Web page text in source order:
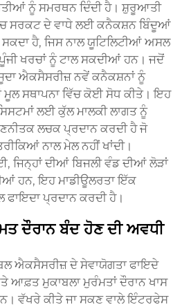
ਨੂੰ ਸਮਰਥਨ ਦਿੰਦੀ ਹੈ। ਸ਼ੁਰੂਆਤੀ
ਸਰਕਟ ਦੇ ਵਾਧੇ ਲਈ ਕਨੈਕਸ਼ਨ ਬਿੰਦੂਆਂ
ਸਕਦਾ ਹੈ, ਜਿਸ ਨਾਲ ਯੂਟਿਲਿਟੀਆਂ ਅਸਲ
ਖਰਚਾਂ ਨੂੰ ਟਾਲ ਸਕਦੀਆਂ ਹਨ। ਜਦੋਂ
ਐਕਸੈਸਰੀਜ਼ ਨਵੇਂ ਕਨੈਕਸ਼ਨਾਂ ਨੂੰ
ਮੂਲ ਸਥਾਪਨਾ ਵਿੱਚ ਕੋਈ ਸੋਧ ਕੀਤੇ। ਇਹ
ਲਈ ਕੁੱਲ ਮਾਲਕੀ ਲਾਗਤ ਨੂੰ
ਲਚਕ ਪ੍ਰਦਾਨ ਕਰਦੀ ਹੈ ਜੋ
ਨਾਲ ਮੇਲ ਨਹੀਂ ਖਾਂਦੀ।
ਜਿਨ੍ਹਾਂ ਦੀਆਂ ਬਿਜਲੀ ਵੰਡ ਦੀਆਂ ਲੋੜਾਂ
ਹਨ, ਇਹ ਮਾਡੀਊਲਰਤਾ ਇੱਕ
ਪ੍ਰਦਾਨ ਕਰਦੀ ਹੈ।
ਦੌਰਾਨ ਬੰਦ ਹੋਣ ਦੀ ਅਵਧੀ
ਐਕਸੈਸਰੀਜ਼ ਦੇ ਸੇਵਾਯੋਗਤਾ ਫਾਇਦੇ
ਆਫ਼ਤ ਮੁਕਾਬਲਾ ਮੁਰੰਮਤਾਂ ਦੌਰਾਨ ਖਾਸ
ਵੱਖਰੇ ਕੀਤੇ ਜਾ ਸਕਣ ਵਾਲੇ ਇੰਟਰਫੇਸ